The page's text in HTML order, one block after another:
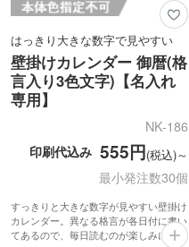
はっきり大きな数字で見やすい
壁掛けカレンダー 御暦(格
言入り3色文字)【名入れ
専用】
NK-186
印刷代込み 555円(税込)～
最小発注数30個
すっきりと大きな数字が見やすい壁掛け
カレンダー。異なる格言が各日付に書い
てあるので、毎日読むのが楽しみになり